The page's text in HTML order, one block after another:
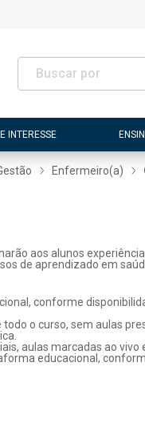
INTERESSE
Enfermeiro(a)
aos alunos
de aprendizado em
conforme
o curso, sem aulas
aulas marcadas ao vivo
educacional,